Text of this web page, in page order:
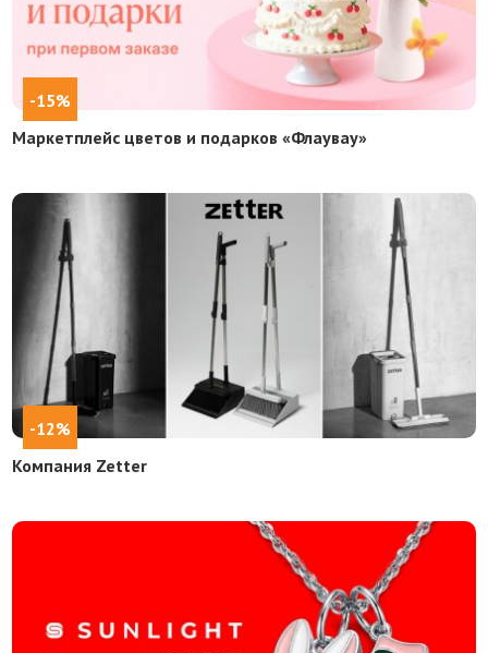
-15%
Маркетплейс цветов и подарков «Флаувау»
-12%
Компания Zetter